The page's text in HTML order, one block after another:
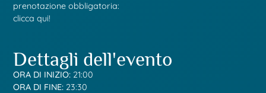
prenotazione obbligatoria:
clicca qui!
Dettagli dell'evento
ORA DI INIZIO: 21:00
ORA DI FINE: 23:30